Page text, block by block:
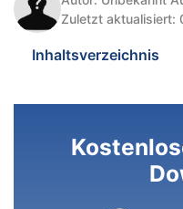
Zuletzt aktualisiert:
Inhaltsverzeichnis